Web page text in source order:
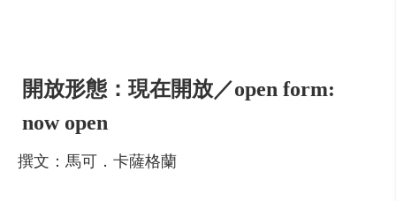
開放形態：現在開放／open form:
now open
撰文：馬可．卡薩格蘭